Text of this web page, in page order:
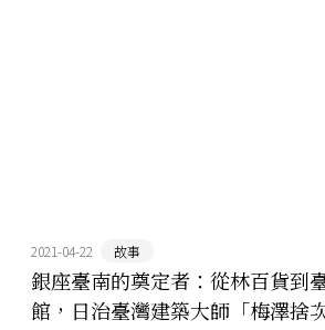
2021-04-22 故事
銀座臺南的奠定者：從林百貨到
館，日治臺灣建築大師「梅澤捨次